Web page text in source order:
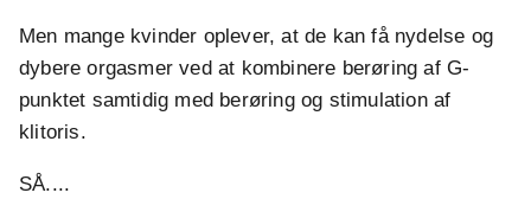
Men mange kvinder oplever, at de kan få nydelse og
dybere orgasmer ved at kombinere berøring af G-
punktet samtidig med berøring og stimulation af
klitoris.
SÅ....